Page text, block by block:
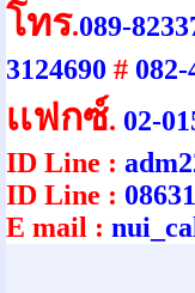
โทร.089-
3124690 # 082-
เเฟกซ์. 02-
ID Line :
ID Line :
E mail :